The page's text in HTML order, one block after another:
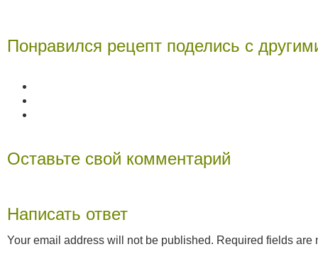
Понравился рецепт поделись с
Оставьте свой комментарий
Написать ответ
Your email address will not be published. Required fields are